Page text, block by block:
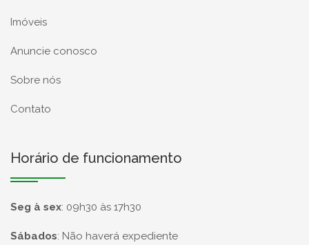
Imóveis
Anuncie conosco
Sobre nós
Contato
Horário de funcionamento
Seg à sex: 09h30 às 17h30
Sábados: Não haverá expediente